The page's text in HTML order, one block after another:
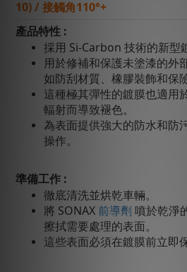
10) / 接觸角110°+
產品特性 :
採用 Si-Carbon 技術的新型
用於修補和保護未塗漆的外
如防刮材質、橡膠裝飾和保險
這種極其彈性的鍍膜也適用
輻射而導致褪色。
為表面提供強大的防水和防
操作。
準備工作 :
徹底清洗並烘乾車輛。
將 SONAX前導劑 噴於乾淨
擦拭需要處理的表面。
這些表面必須在鍍膜前立即